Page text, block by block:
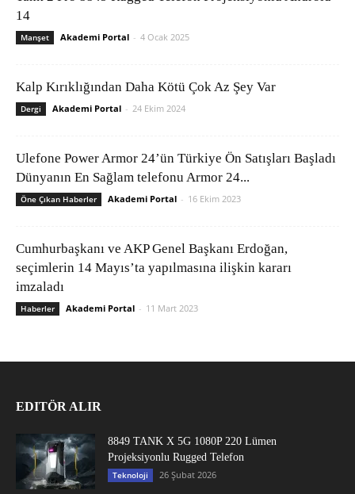
14
Manşet Akademi Portal - 4 Ocak 2025
Kalp Kırıklığından Daha Kötü Çok Az Şey Var
Dergi Akademi Portal - 24 Ekim 2024
Ulefone Power Armor 24’ün Türkiye Ön Satışları Başladı
Dünyanın En Sağlam telefonu Armor 24...
Öne Çıkan Haberler Akademi Portal - 16 Ekim 2023
Cumhurbaşkanı ve AKP Genel Başkanı Erdoğan,
seçimlerin 14 Mayıs’ta yapılmasına ilişkin kararı
imzaladı
Haberler Akademi Portal - 11 Mart 2023
EDITÖR ALIR
8849 TANK X 5G 1080P 220 Lümen
Projeksiyonlu Rugged Telefon
Teknoloji 26 Şubat 2026